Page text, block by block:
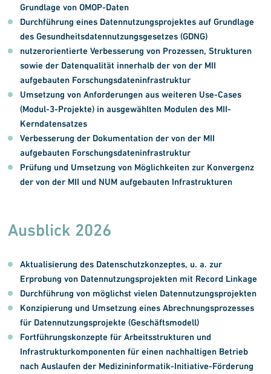
Grundlage von OMOP-Daten
Durchführung eines Datennutzungsprojektes auf Grundlage
des Gesundheitsdatennutzungsgesetzes (GDNG)
nutzerorientierte Verbesserung von Prozessen, Strukturen
sowie der Datenqualität innerhalb der von der MII
aufgebauten Forschungsdateninfrastruktur
Umsetzung von Anforderungen aus weiteren Use-Cases
(Modul-3-Projekte) in ausgewählten Modulen des MII-
Kerndatensatzes
Verbesserung der Dokumentation der von der MII
aufgebauten Forschungsdateninfrastruktur
Prüfung und Umsetzung von Möglichkeiten zur Konvergenz
der von der MII und NUM aufgebauten Infrastrukturen
Ausblick 2026
Aktualisierung des Datenschutzkonzeptes, u. a. zur
Erprobung von Datennutzungsprojekten mit Record Linkage
Durchführung von möglichst vielen Datennutzungsprojekten
Konzipierung und Umsetzung eines Abrechnungsprozesses
für Datennutzungsprojekte (Geschäftsmodell)
Fortführungskonzepte für Arbeitsstrukturen und
Infrastrukturkomponenten für einen nachhaltigen Betrieb
nach Auslaufen der Medizininformatik-Initiative-Förderung